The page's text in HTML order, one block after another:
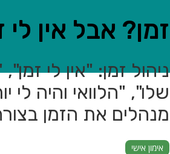
זמן? אבל אין לי
ניהול זמן: "אין לי
שלו", "הלוואי והיה לי
מנהלים את הזמן
אימון אישי